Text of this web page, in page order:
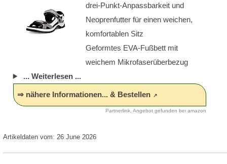
drei-Punkt-Anpassbarkeit und
Neoprenfutter für einen weichen,
komfortablen Sitz
Geformtes EVA-Fußbett mit
weichem Mikrofaserüberbezug
... Weiterlesen ...
⇒ nähere Informationen... & Bestellen
Partnerlink, Angebot gefunden bei amazon
Artikeldaten vom: 26 June 2026